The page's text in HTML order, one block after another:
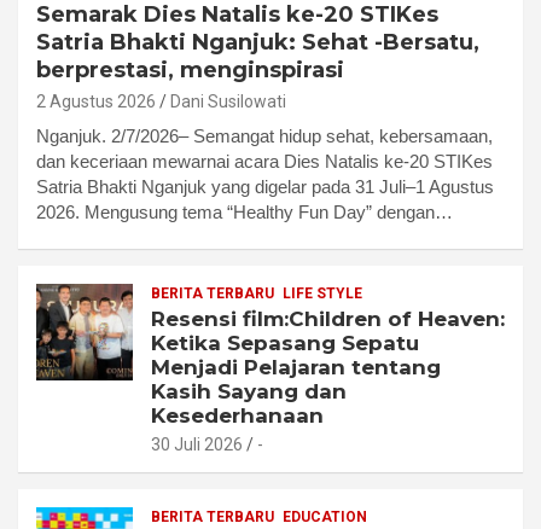
Semarak Dies Natalis ke-20 STIKes
Satria Bhakti Nganjuk: Sehat -Bersatu,
berprestasi, menginspirasi
2 Agustus 2026 Dani Susilowati
Nganjuk. 2/7/2026– Semangat hidup sehat, kebersamaan,
dan keceriaan mewarnai acara Dies Natalis ke-20 STIKes
Satria Bhakti Nganjuk yang digelar pada 31 Juli–1 Agustus
2026. Mengusung tema “Healthy Fun Day” dengan…
BERITA TERBARU LIFE STYLE
Resensi film:Children of Heaven:
Ketika Sepasang Sepatu
Menjadi Pelajaran tentang
Kasih Sayang dan
Kesederhanaan
30 Juli 2026 -
BERITA TERBARU EDUCATION